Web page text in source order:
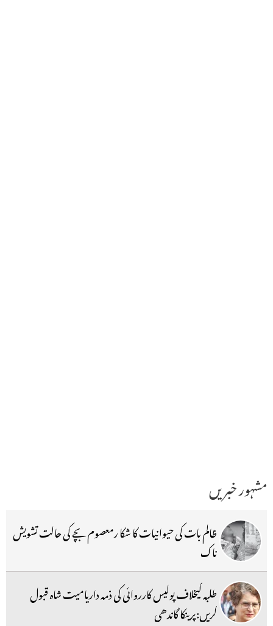
مشہور خبریں
ظالم بات کی حیوانیات کا شکا رمعصوم بچے کی حالت تشویش
ناک
طلبہ کیخلاف پولیس کارروائی کی ذمہ داریامیت شاہ قبول
کریں:پرینکا گاندھی